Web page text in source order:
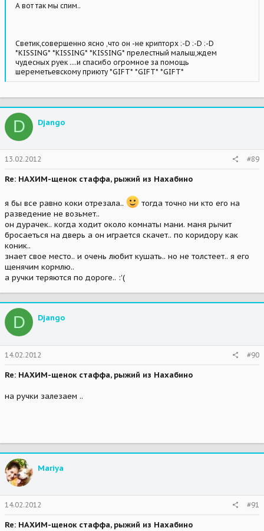
А вот так мы спим..
Светик,совершенно ясно ,что он -не крипторх :-D :-D :-D
*KISSING* *KISSING* *KISSING* прелестный малыш,ждем
чудесных руек ....и спасибо огромное за помощь
шереметьевскому приюту *GIFT* *GIFT* *GIFT*
D Djangо
13.02.2012 #89
Re: НАХИМ-щенок стаффа, рыжий из Нахабино
я бы все равно коки отрезала..
тогда точно ни кто его на
разведение не возьмет..
он дурачек.. когда ходит около комнаты мани. маня рычит
бросаеться на дверь а он играется скачет.. по коридору как
коник..
знает свое место.. и очень любит кушать.. но не толстеет.. я его
щенячим кормлю..
а ручки теряются по дороге.. :'(
D Djangо
14.02.2012 #90
Re: НАХИМ-щенок стаффа, рыжий из Нахабино
на ручки залезаем ..
Mariya
14.02.2012 #91
Re: НАХИМ-щенок стаффа, рыжий из Нахабино